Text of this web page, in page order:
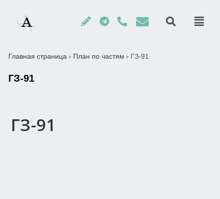
Главная страница › План по частям › ГЗ-91
ГЗ-91
ГЗ-91